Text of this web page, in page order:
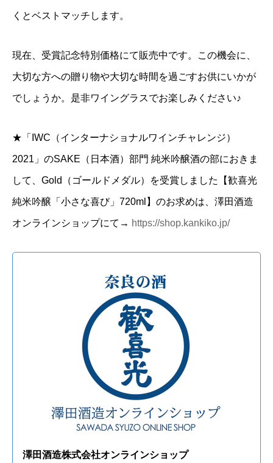
くとベストマッチします。
現在、受賞記念特別価格にて販売中です。この機会に、
大切な方への贈り物や大切な時間を過ごすお供にいかが
でしょうか。是非ワイングラスでお楽しみください♪
★「IWC（インターナショナルワインチャレンジ）
2021」のSAKE（日本酒）部門 純米吟醸酒の部におきま
して、Gold（ゴールドメダル）を受賞しました【歓喜光
純米吟醸「小さな喜び」720ml】のお求めは、澤田酒造
オンラインショップにて→ https://shop.kankiko.jp/
澤田酒造株式会社オンラインショップ